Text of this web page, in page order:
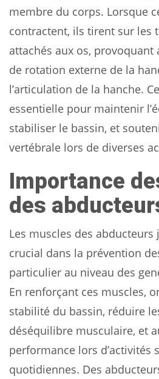
membre du corps. Lorsque
contractent, ils tirent sur les
attachés aux os,
de rotation externe de la
l’articulation de la hanche.
essentielle pour maintenir
stabiliser le bassin, et
vertébrale lors de diverses
Importance
des
Les muscles des
crucial dans la prévention
particulier au niveau des
En renforçant ces muscles,
stabilité du bassin, réduire
déséquilibre musculaire, et
performance lors d’activités
quotidiennes. Des